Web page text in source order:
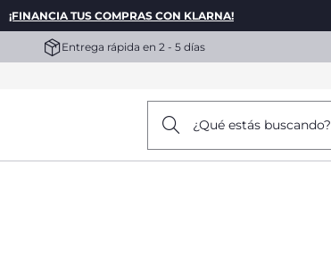
¡FINANCIA TUS COMPRAS CON KLARNA!
Entrega rápida en 2 - 5 días
¿Qué estás buscando?